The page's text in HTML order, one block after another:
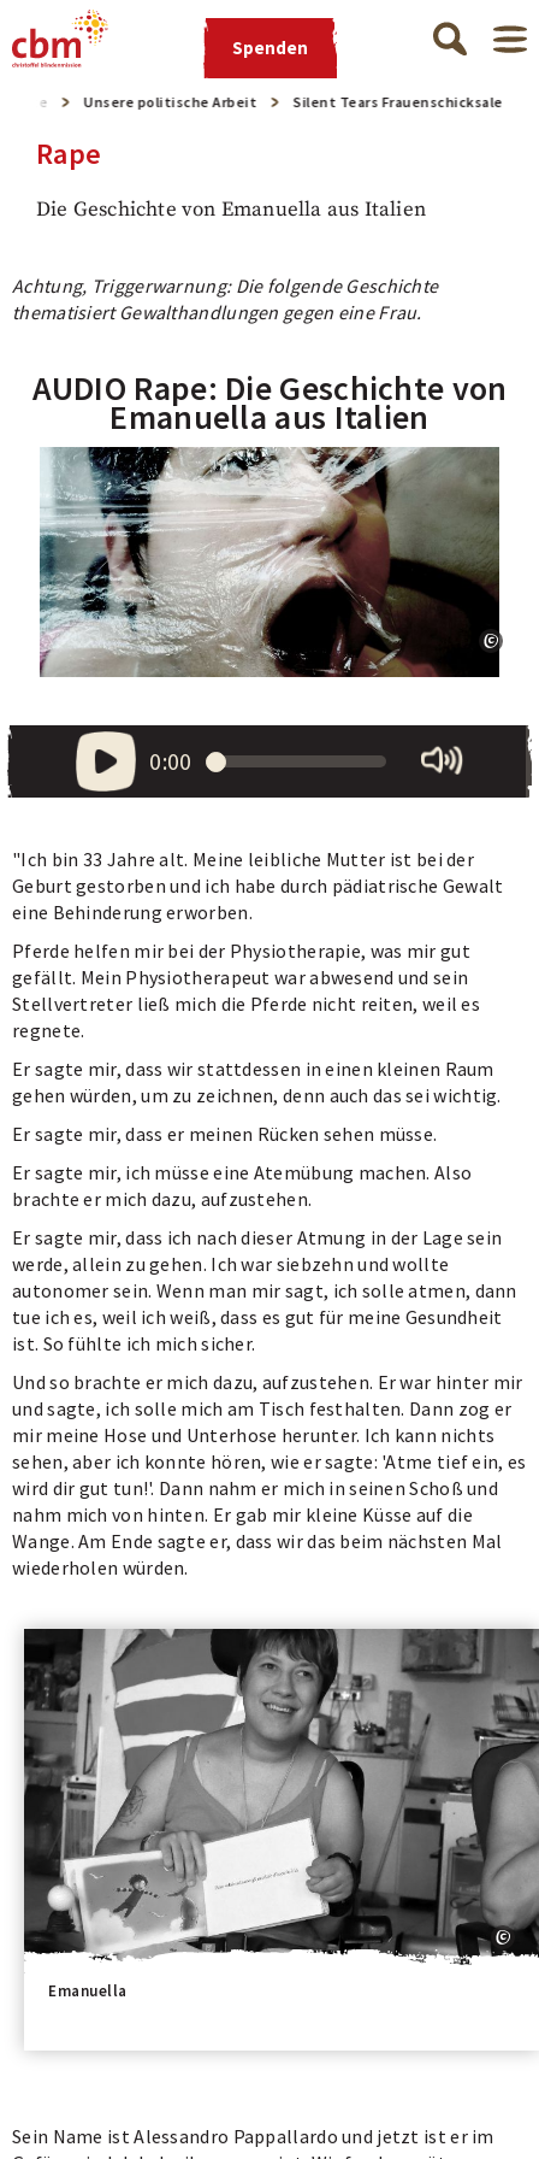
Spenden
Unsere politische Arbeit Silent Tears Frauenschicksale
Rape
Die Geschichte von Emanuella aus Italien
Achtung, Triggerwarnung: Die folgende Geschichte
thematisiert Gewalthandlungen gegen eine Frau.
AUDIO Rape: Die Geschichte von
Emanuella aus Italien
0:00
Emanuella
"Ich bin 33 Jahre alt. Meine leibliche Mutter ist bei der
Geburt gestorben und ich habe durch pädiatrische Gewalt
eine Behinderung erworben.
Pferde helfen mir bei der Physiotherapie, was mir gut
gefällt. Mein Physiotherapeut war abwesend und sein
Stellvertreter ließ mich die Pferde nicht reiten, weil es
regnete.
Er sagte mir, dass wir stattdessen in einen kleinen Raum
gehen würden, um zu zeichnen, denn auch das sei wichtig.
Er sagte mir, dass er meinen Rücken sehen müsse.
Er sagte mir, ich müsse eine Atemübung machen. Also
brachte er mich dazu, aufzustehen.
Er sagte mir, dass ich nach dieser Atmung in der Lage sein
werde, allein zu gehen. Ich war siebzehn und wollte
autonomer sein. Wenn man mir sagt, ich solle atmen, dann
tue ich es, weil ich weiß, dass es gut für meine Gesundheit
ist. So fühlte ich mich sicher.
Und so brachte er mich dazu, aufzustehen. Er war hinter mir
und sagte, ich solle mich am Tisch festhalten. Dann zog er
mir meine Hose und Unterhose herunter. Ich kann nichts
sehen, aber ich konnte hören, wie er sagte: 'Atme tief ein, es
wird dir gut tun!'. Dann nahm er mich in seinen Schoß und
nahm mich von hinten. Er gab mir kleine Küsse auf die
Wange. Am Ende sagte er, dass wir das beim nächsten Mal
wiederholen würden.
Sein Name ist Alessandro Pappallardo und jetzt ist er im